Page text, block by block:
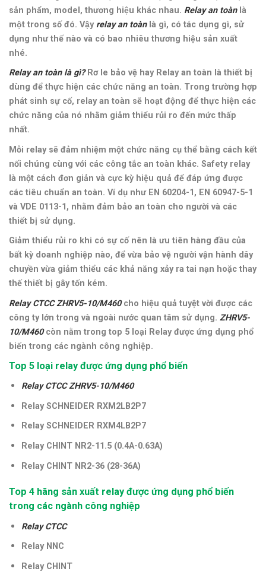
sản phẩm, model, thương hiệu khác nhau. Relay an toànlà
một trong số đó. Vậy relay an toànlà gì, có tác dụng gì, sử
dụng như thế nào và có bao nhiêu thương hiệu sản xuất
nhé.
Relay an toàn là gì? Rơ le bảo vệ hay Relay an toàn là thiết bị
dùng để thực hiện các chức năng an toàn. Trong trường hợp
phát sinh sự cố, relay an toàn sẽ hoạt động để thực hiện các
chức năng của nó nhằm giảm thiểu rủi ro đến mức thấp
nhất.
Mỗi relay sẽ đảm nhiệm một chức năng cụ thể bằng cách kết
nối chúng cùng với các công tắc an toàn khác. Safety relay
là một cách đơn giản và cực kỳ hiệu quả để đáp ứng được
các tiêu chuẩn an toàn. Ví dụ như EN 60204-1, EN 60947-5-1
và VDE 0113-1, nhằm đảm bảo an toàn cho người và các
thiết bị sử dụng.
Giảm thiểu rủi ro khi có sự cố nên là ưu tiên hàng đầu của
bất kỳ doanh nghiệp nào, để vừa bảo vệ người vận hành dây
chuyền vừa giảm thiểu các khả năng xảy ra tai nạn hoặc thay
thế thiết bị gây tốn kém.
Relay CTCC ZHRV5-10/M460 cho hiệu quả tuyệt vời được các
công ty lớn trong và ngoài nước quan tâm sử dụng. ZHRV5-
10/M460còn nằm trong top 5 loại Relay được ứng dụng phổ
biến trong các ngành công nghiệp.
Top 5 loại relay được ứng dụng phổ biến
Relay CTCC ZHRV5-10/M460
Relay SCHNEIDER RXM2LB2P7
RelaySCHNEIDER RXM4LB2P7
Relay CHINT NR2-11.5 (0.4A-0.63A)
Relay CHINT NR2-36 (28-36A)
Top 4 hãng sản xuất relay được ứng dụng phổ biến
trong các ngành công nghiệp
Relay CTCC
Relay NNC
Relay CHINT